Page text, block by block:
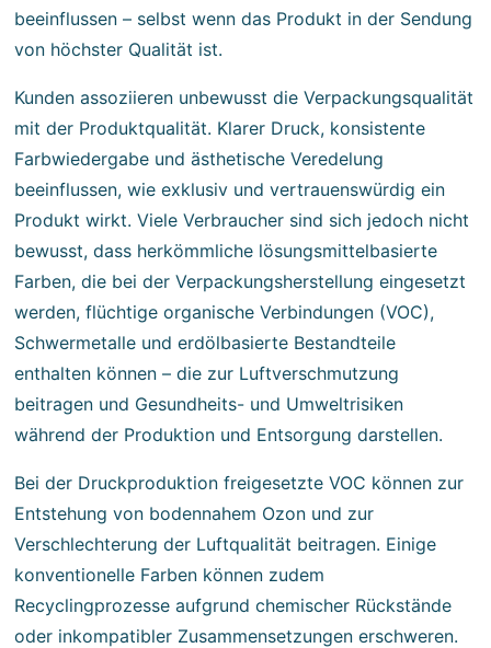
beeinflussen – selbst wenn das Produkt in der Sendung
von höchster Qualität ist.
Kunden assoziieren unbewusst die Verpackungsqualität
mit der Produktqualität. Klarer Druck, konsistente
Farbwiedergabe und ästhetische Veredelung
beeinflussen, wie exklusiv und vertrauenswürdig ein
Produkt wirkt. Viele Verbraucher sind sich jedoch nicht
bewusst, dass herkömmliche lösungsmittelbasierte
Farben, die bei der Verpackungsherstellung eingesetzt
werden, flüchtige organische Verbindungen (VOC),
Schwermetalle und erdölbasierte Bestandteile
enthalten können – die zur Luftverschmutzung
beitragen und Gesundheits- und Umweltrisiken
während der Produktion und Entsorgung darstellen.
Bei der Druckproduktion freigesetzte VOC können zur
Entstehung von bodennahem Ozon und zur
Verschlechterung der Luftqualität beitragen. Einige
konventionelle Farben können zudem
Recyclingprozesse aufgrund chemischer Rückstände
oder inkompatibler Zusammensetzungen erschweren.